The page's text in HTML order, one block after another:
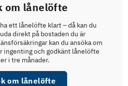
om lånelöfte
ett lånelöfte klart – då kan du
direkt på bostaden du är
kan du ansöka om
ingenting och godkänt lånelöfte
i tre månader.
om lånelöfte